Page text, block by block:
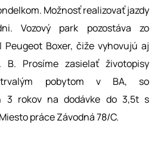
Možnosť realizovať jazdy
Vozový park pozostáva zo
Peugeot Boxer, čiže vyhovujú aj
B. Prosíme zasielať životopisy
pobytom v BA, so
3 rokov na dodávke do 3,5t s
práce Závodná 78/C.